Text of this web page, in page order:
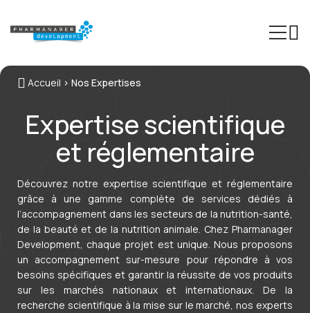
Expertises
Secteurs
Formations
Phinn®
Pheed®
Actualités
À propos
Contact
Accueil > Nos Expertises
Expertise scientifique
et réglementaire
Découvrez notre expertise scientifique et réglementaire
grâce à une gamme complète de services dédiés à
l’accompagnement dans les secteurs de la nutrition-santé,
de la beauté et de la nutrition animale. Chez Pharmanager
Development, chaque projet est unique. Nous proposons
un accompagnement sur-mesure pour répondre à vos
besoins spécifiques et garantir la réussite de vos produits
sur les marchés nationaux et internationaux. De la
recherche scientifique à la mise sur le marché, nos experts